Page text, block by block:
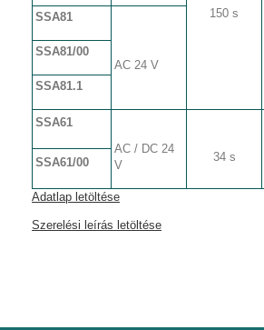
150 s
SSA81
AC 24 V
SSA81/00
SSA81.1
SSA61
AC / DC 24
V
34 s
SSA61/00
Adatlap letöltése
Szerelési leírás letöltése